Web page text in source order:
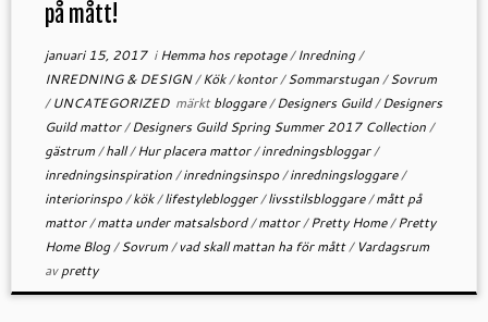
på mått!
januari 15, 2017iHemma hos repotage/Inredning/
INREDNING & DESIGN/Kök/kontor/Sommarstugan/Sovrum
/UNCATEGORIZED märktbloggare/Designers Guild/Designers
Guild mattor/Designers Guild Spring Summer 2017 Collection/
gästrum/hall/Hur placera mattor/inredningsbloggar/
inredningsinspiration/inredningsinspo/inredningsloggare/
interiorinspo/kök/lifestyleblogger/livsstilsbloggare/mått på
mattor/matta under matsalsbord/mattor/Pretty Home/Pretty
Home Blog/Sovrum/vad skall mattan ha för mått/ Vardagsrum
avpretty